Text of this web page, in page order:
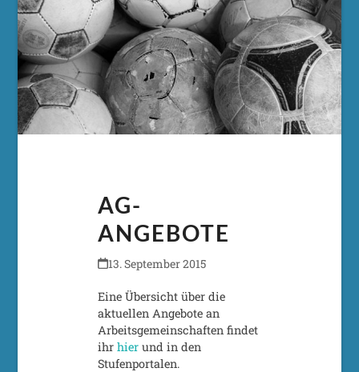
AG-
ANGEBOTE
13. September 2015
Eine Übersicht über die
aktuellen Angebote an
Arbeitsgemeinschaften findet
ihrhier und in den
Stufenportalen.